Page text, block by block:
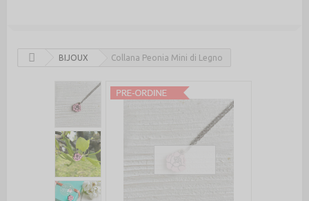
BIJOUX Collana Peonia Mini di Legno